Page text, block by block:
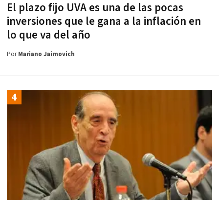
El plazo fijo UVA es una de las pocas
inversiones que le gana a la inflación en
lo que va del año
PorMariano Jaimovich